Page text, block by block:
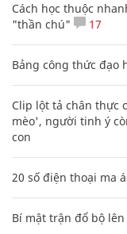
Cách học thuộc
"thần chú"
17
Bảng công thức đạo
Clip lột tả chân thực
mèo', người tinh ý
con
20 số điện thoại ma
Bí mật trận đổ bộ